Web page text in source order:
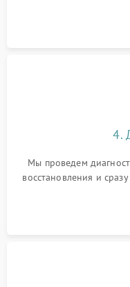
4.
Мы проведем
восстановления и